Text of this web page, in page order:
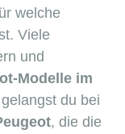
welche
Viele
und
Modelle im
du bei
, die die